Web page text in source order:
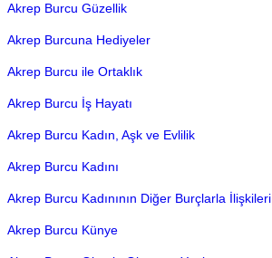
Akrep Burcu Güzellik
Akrep Burcuna Hediyeler
Akrep Burcu ile Ortaklık
Akrep Burcu İş Hayatı
Akrep Burcu Kadın, Aşk ve Evlilik
Akrep Burcu Kadını
Akrep Burcu Kadınının Diğer Burçlarla İlişkileri
Akrep Burcu Künye